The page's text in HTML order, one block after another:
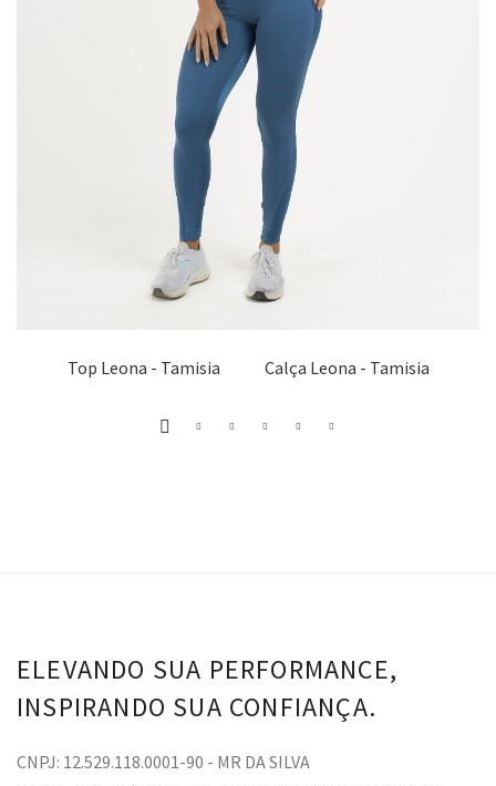
Top Leona - Tamisia Calça Leona - Tamisia
ELEVANDO SUA PERFORMANCE,
INSPIRANDO SUA CONFIANÇA.
CNPJ: 12.529.118.0001-90 - MR DA SILVA